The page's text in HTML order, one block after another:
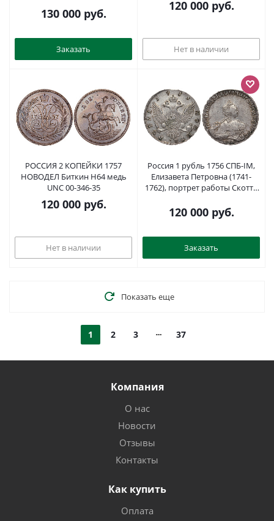
130 000руб.
Заказать
43-2
120 000руб.
Нет в наличии
РОССИЯ 2 КОПЕЙКИ 1757
НОВОДЕЛ Биткин H64 медь
UNC 00-346-35
120 000руб.
Нет в наличии
Россия 1 рубль 1756 СПБ-IМ,
Елизавета Петровна (1741-
1762), портрет работы Скотта
120 000руб.
Заказать
Показать еще
1 2 3 37
Компания
О нас
Новости
Отзывы
Контакты
Как купить
Оплата